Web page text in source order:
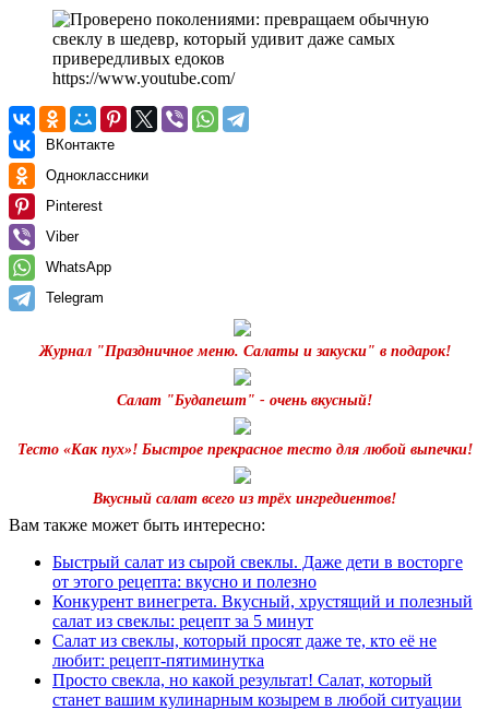
https://www.youtube.com/
ВКонтакте
Одноклассники
Pinterest
Viber
WhatsApp
Telegram
Журнал "Праздничное меню. Салаты и закуски" в подарок!
Салат "Будапешт" - очень вкусный!
Тесто «Как пух»! Быстрое прекрасное тесто для любой выпечки!
Вкусный салат всего из трёх ингредиентов!
Вам также может быть интересно:
Быстрый салат из сырой свеклы. Даже дети в восторге
от этого рецепта: вкусно и полезно
Конкурент винегрета. Вкусный, хрустящий и полезный
салат из свеклы: рецепт за 5 минут
Салат из свеклы, который просят даже те, кто её не
любит: рецепт-пятиминутка
Просто свекла, но какой результат! Салат, который
станет вашим кулинарным козырем в любой ситуации